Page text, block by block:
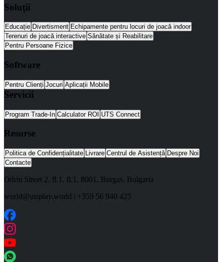
Soluții
Educație Divertisment Echipamente pentru locuri de joacă indoor
Terenuri de joacă interactive Sănătate și Reabilitare
Pentru Persoane Fizice
Software
Pentru Clienți Jocuri Aplicații Mobile
Servicii
Program Trade-In Calculator ROI UTS Connect
Resurse
Politica de Confidențialitate Livrare Centrul de Asistență Despre Noi
Contacte
Odrin Street 2, fl.1 , fl.1, 8001 , Burgas, Bulgaria
world@utsplay.world | +359 56 940 425